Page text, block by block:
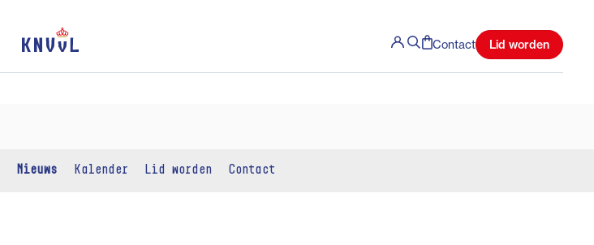
Contact Lid worden
Nieuws Kalender Lid worden Contact